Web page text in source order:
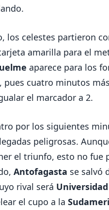
los celestes partieron
amarilla para el
aparece para los
cuatro minutos
el marcador a 2.
por los siguientes
peligrosas.
el triunfo, esto no fue
Antofagasta se salvó
rival será
el cupo a la